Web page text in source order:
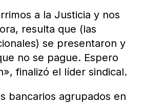
a la Justicia y nos
resulta que (las
se presentaron y
no se pague. Espero
finalizó el líder sindical.
bancarios agrupados en